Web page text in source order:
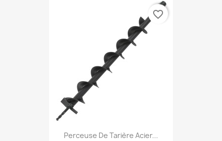
Perceuse De Tarière Acier...
favorite_border